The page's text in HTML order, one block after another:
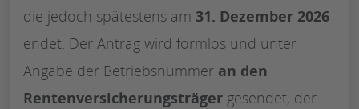
die jedoch spätestens am 31. Dezember 2026
endet. Der Antrag wird formlos und unter
Angabe der Betriebsnummer an den
Rentenversicherungsträger gesendet, der